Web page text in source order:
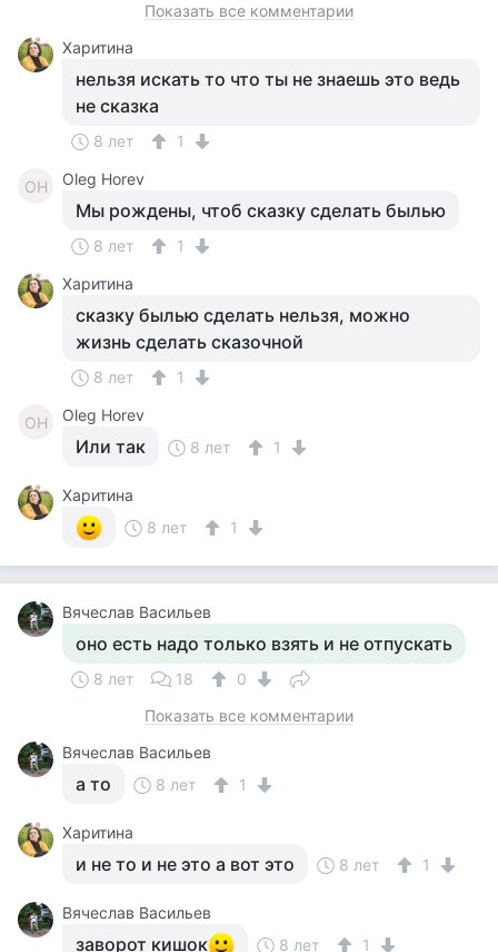
Показать все комментарии
Харитина
нельзя искать то что ты не знаешь это ведь
не сказка
8 лет 1
OH Oleg Horev
Мы рождены, чтоб сказку сделать былью
8 лет
1
Харитина
сказку былью сделать нельзя, можно
жизнь сделать сказочной
8 лет 1
OH Oleg Horev
Или так 8 лет 1
Харитина
8 лет
1
Вячеслав Васильев
оно есть надо только взять и не отпускать
8 лет 18
0
Показать все комментарии
Вячеслав Васильев
а то 8 лет 1
Харитина
и не то и не это а вот это 8 лет 1
Вячеслав Васильев
заворот кишок 8 лет 1